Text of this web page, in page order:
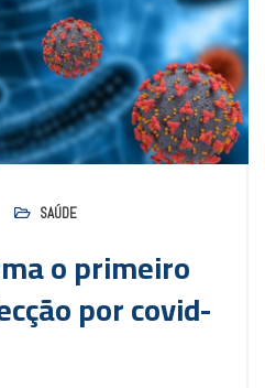
SAÚDE
o primeiro
por covid-